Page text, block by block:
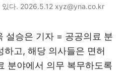
있다. 2026.5.12 xyz@yna.co.kr
설승은 기자 = 공공의료 분
고, 해당 의사들은 면허
분야에서 의무 복무하도록